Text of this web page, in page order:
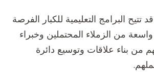
تتيح البرامج التعليمية للكبار الفرصة
من الزملاء المحتملين وخبراء
من بناء علاقات وتوسيع دائرة